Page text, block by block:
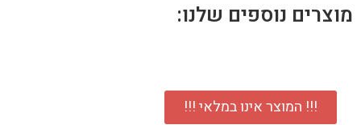
מוצרים נוספים שלנו:
!!! המוצר אינו במלאי !!!